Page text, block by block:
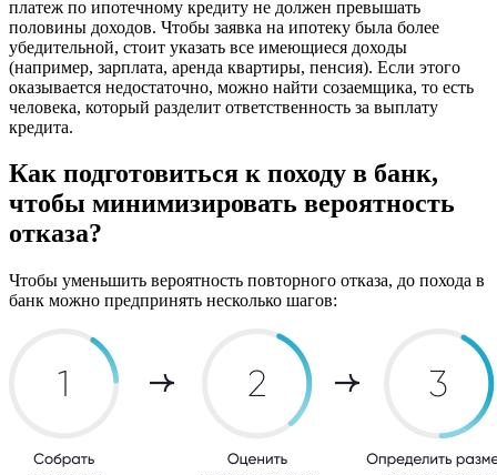
платеж по ипотечному кредиту не должен превышать
половины доходов. Чтобы заявка на ипотеку была более
убедительной, стоит указать все имеющиеся доходы
(например, зарплата, аренда квартиры, пенсия). Если этого
оказывается недостаточно, можно найти созаемщика, то есть
человека, который разделит ответственность за выплату
кредита.
Как подготовиться к походу в банк,
чтобы минимизировать вероятность
отказа?
Чтобы уменьшить вероятность повторного отказа, до похода в
банк можно предпринять несколько шагов: